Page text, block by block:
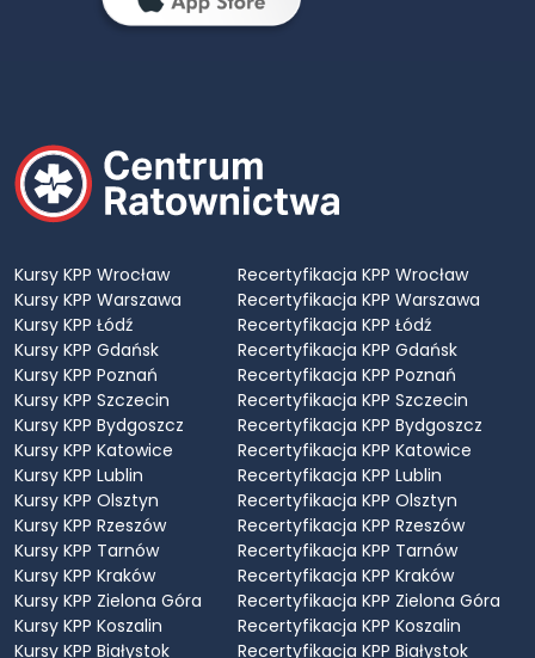
Kursy KPP Wrocław
Kursy KPP Warszawa
Kursy KPP Łódź
Kursy KPP Gdańsk
Kursy KPP Poznań
Kursy KPP Szczecin
Kursy KPP Bydgoszcz
Kursy KPP Katowice
Kursy KPP Lublin
Kursy KPP Olsztyn
Kursy KPP Rzeszów
Kursy KPP Tarnów
Kursy KPP Kraków
Kursy KPP Zielona Góra
Kursy KPP Koszalin
Kursy KPP Białystok
Recertyfikacja KPP Wrocław
Recertyfikacja KPP Warszawa
Recertyfikacja KPP Łódź
Recertyfikacja KPP Gdańsk
Recertyfikacja KPP Poznań
Recertyfikacja KPP Szczecin
Recertyfikacja KPP Bydgoszcz
Recertyfikacja KPP Katowice
Recertyfikacja KPP Lublin
Recertyfikacja KPP Olsztyn
Recertyfikacja KPP Rzeszów
Recertyfikacja KPP Tarnów
Recertyfikacja KPP Kraków
Recertyfikacja KPP Zielona Góra
Recertyfikacja KPP Koszalin
Recertyfikacja KPP Białystok